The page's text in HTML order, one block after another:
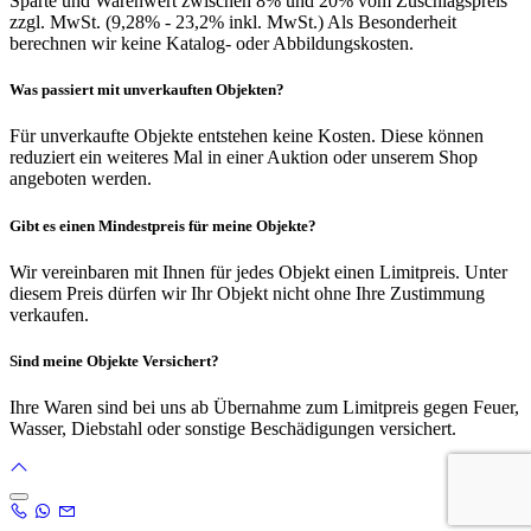
zzgl. MwSt. (9,28% - 23,2% inkl. MwSt.) Als Besonderheit
berechnen wir keine Katalog- oder Abbildungskosten.
Was passiert mit unverkauften Objekten?
Für unverkaufte Objekte entstehen keine Kosten. Diese können
reduziert ein weiteres Mal in einer Auktion oder unserem Shop
angeboten werden.
Gibt es einen Mindestpreis für meine Objekte?
Wir vereinbaren mit Ihnen für jedes Objekt einen Limitpreis. Unter
diesem Preis dürfen wir Ihr Objekt nicht ohne Ihre Zustimmung
verkaufen.
Sind meine Objekte Versichert?
Ihre Waren sind bei uns ab Übernahme zum Limitpreis gegen Feuer,
Wasser, Diebstahl oder sonstige Beschädigungen versichert.